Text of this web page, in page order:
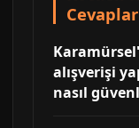
alışverişi
nasıl